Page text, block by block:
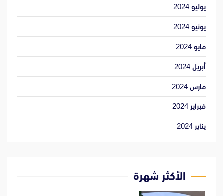
يوليو 2024
يونيو 2024
مايو 2024
أبريل 2024
مارس 2024
فبراير 2024
يناير 2024
الأكثر شهرة